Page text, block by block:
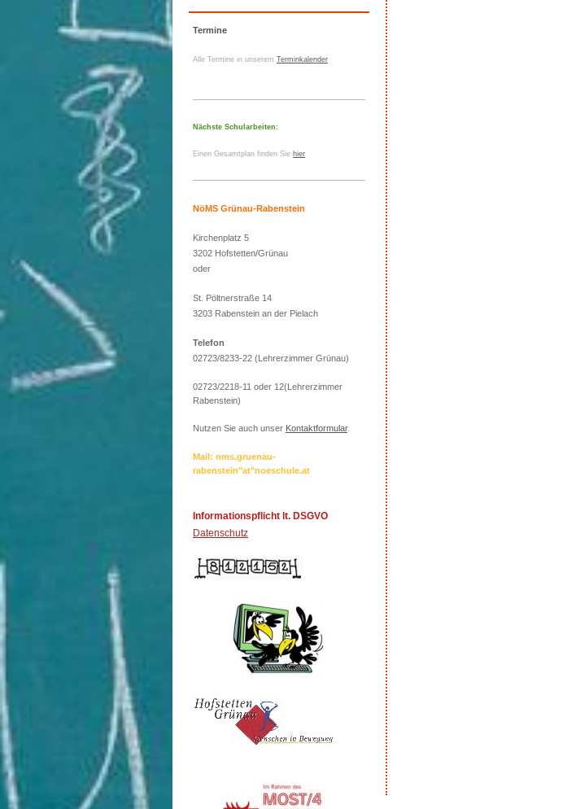
Termine
Alle Termine in unserem Terminkalender
Nächste Schularbeiten:
Einen Gesamtplan finden Sie hier
NöMS Grünau-Rabenstein
Kirchenplatz 5
3202 Hofstetten/Grünau
oder
St. Pöltnerstraße 14
3203 Rabenstein an der Pielach
Telefon
02723/8233-22 (Lehrerzimmer Grünau)
02723/2218-11 oder 12(Lehrerzimmer
Rabenstein)
Nutzen Sie auch unser Kontaktformular.
Mail: nms.gruenau-
rabenstein"at"noeschule.at
Informationspflicht lt. DSGVO
Datenschutz